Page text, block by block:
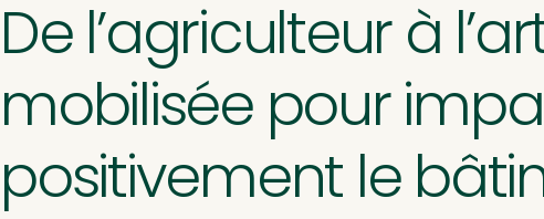
De l’agriculteur à
mobilisée pour
positivement le